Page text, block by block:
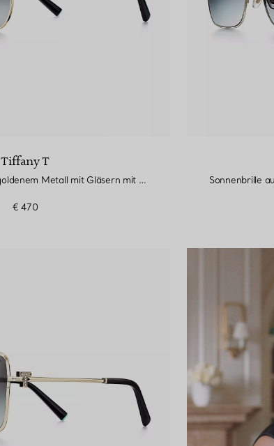
Tiffany T
Sonnenbrille aus blassgoldenem Metall mit Gläsern mit grauem Farbverlauf
€ 470